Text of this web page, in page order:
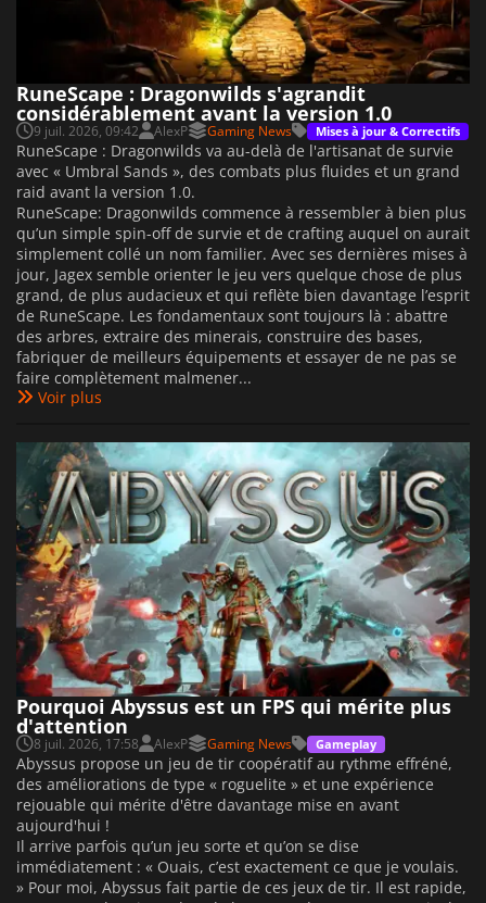
RuneScape : Dragonwilds s'agrandit
considérablement avant la version 1.0
9 juil. 2026, 09:42 AlexP Gaming News Mises à jour & Correctifs
RuneScape : Dragonwilds va au-delà de l'artisanat de survie
avec « Umbral Sands », des combats plus fluides et un grand
raid avant la version 1.0.
RuneScape: Dragonwilds commence à ressembler à bien plus
qu’un simple spin-off de survie et de crafting auquel on aurait
simplement collé un nom familier. Avec ses dernières mises à
jour, Jagex semble orienter le jeu vers quelque chose de plus
grand, de plus audacieux et qui reflète bien davantage l’esprit
de RuneScape. Les fondamentaux sont toujours là : abattre
des arbres, extraire des minerais, construire des bases,
fabriquer de meilleurs équipements et essayer de ne pas se
faire complètement malmener...
Voir plus
Pourquoi Abyssus est un FPS qui mérite plus
d'attention
8 juil. 2026, 17:58 AlexP Gaming News Gameplay
Abyssus propose un jeu de tir coopératif au rythme effréné,
des améliorations de type « roguelite » et une expérience
rejouable qui mérite d'être davantage mise en avant
aujourd'hui !
Il arrive parfois qu’un jeu sorte et qu’on se dise
immédiatement : « Ouais, c’est exactement ce que je voulais.
» Pour moi, Abyssus fait partie de ces jeux de tir. Il est rapide,